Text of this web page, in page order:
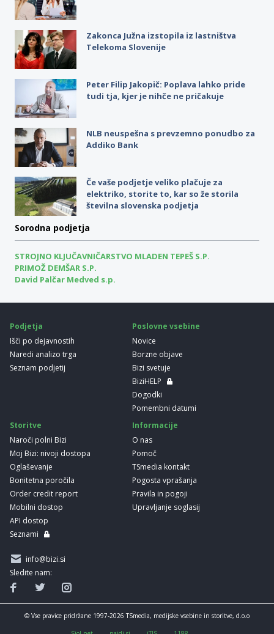
Zakonca Južna izstopila iz lastništva
Telekoma Slovenije
Peter Filip Jakopič: Poplava lahko pride
tudi tja, kjer je nihče ne pričakuje
NLB neuspešna s prevzemno ponudbo za
Addiko Bank
Če vaše podjetje veliko plačuje za
elektriko, storite to, kar so že storila
številna slovenska podjetja
Sorodna podjetja
STROJNO KLJUČAVNIČARSTVO MLADEN TEPEŠ S.P.
PRIMOŽ DEMŠAR S.P.
David Palčar Medved s.p.
Podjetja
Išči po dejavnostih
Naredi analizo trga
Seznam podjetij
Poslovne vsebine
Novice
Borzne objave
Bizi svetuje
BiziHELP
Dogodki
Pomembni datumi
Storitve
Naroči polni Bizi
Moj Bizi: nivoji dostopa
Oglaševanje
Bonitetna poročila
Order credit report
Mobilni dostop
API dostop
Seznami
Informacije
O nas
Pomoč
TSmedia kontakt
Pogosta vprašanja
Pravila in pogoji
Upravljanje soglasij
info@bizi.si
Sledite nam:
© Vse pravice pridržane 1997-2026 TSmedia, medijske vsebine in storitve, d.o.o